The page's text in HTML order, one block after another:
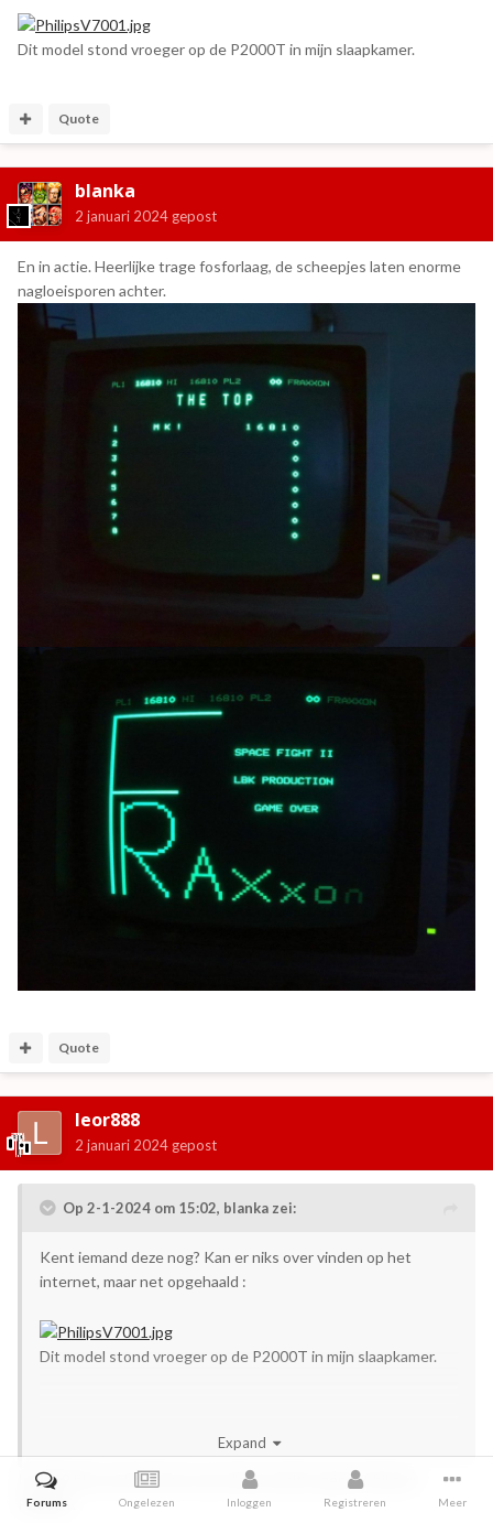
Dit model stond vroeger op de P2000T in mijn slaapkamer.
Quote
blanka
2 januari 2024 gepost
En in actie. Heerlijke trage fosforlaag, de scheepjes laten enorme
nagloeisporen achter.
Quote
leor888
2 januari 2024 gepost
Op 2-1-2024 om 15:02, blanka zei:
Kent iemand deze nog? Kan er niks over vinden op het
internet, maar net opgehaald :
Dit model stond vroeger op de P2000T in mijn slaapkamer.
Expand
In 2019 hier op het forum was deze monitor gepost bij een
P2000T.
Forums Ongelezen Inloggen Registreren Meer